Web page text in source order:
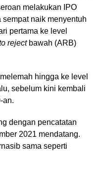
melakukan IPO
naik menyentuh
pertama ke level
rejectbawah (ARB)
hingga ke level
sebelum kini kembali
an.
dengan pencatatan
2021 mendatang.
sama seperti